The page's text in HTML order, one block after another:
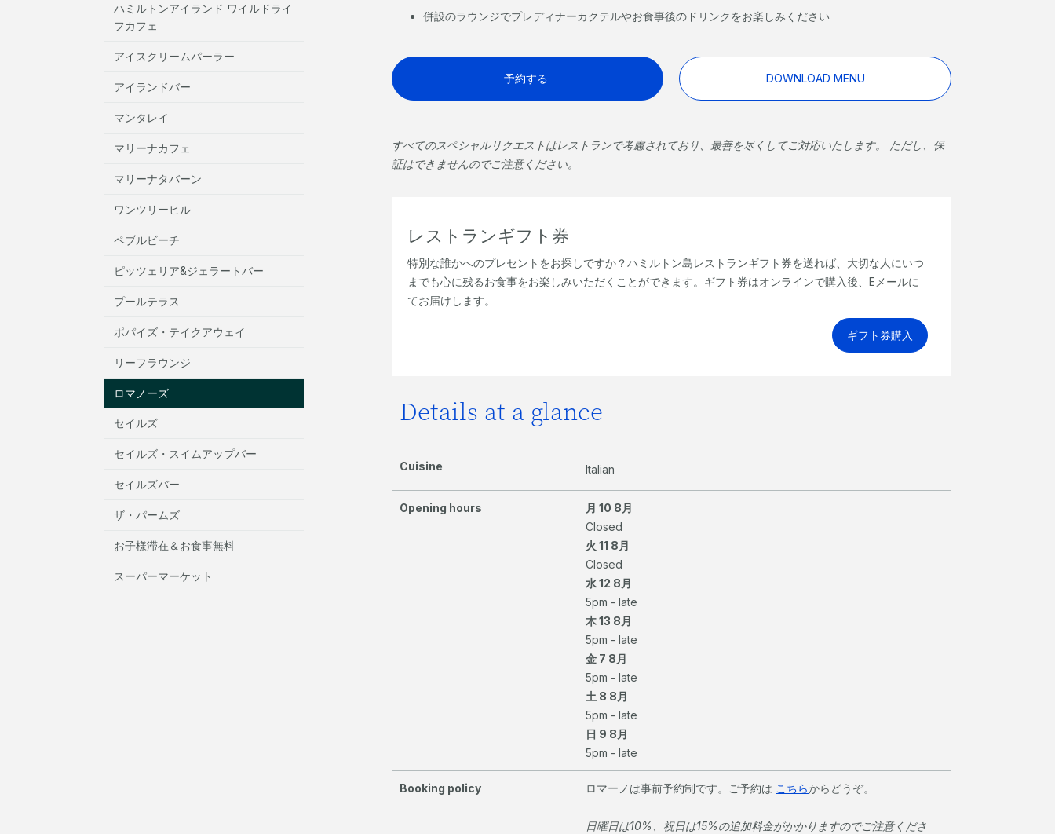
ハミルトンアイランド ワイルドライ
フカフェ
アイスクリームパーラー
アイランドバー
マンタレイ
マリーナカフェ
マリーナタバーン
ワンツリーヒル
ペブルビーチ
ピッツェリア&ジェラートバー
プールテラス
ポパイズ・テイクアウェイ
リーフラウンジ
ロマノーズ
セイルズ
セイルズ・スイムアップバー
セイルズバー
ザ・パームズ
お子様滞在＆お食事無料
スーパーマーケット
併設のラウンジでプレディナーカクテルやお食事後のドリンクをお楽しみください
予約する DOWNLOAD MENU
すべてのスペシャルリクエストはレストランで考慮されており、最善を尽くしてご対応いたします。 ただし、保
証はできませんのでご注意ください。
レストランギフト券
特別な誰かへのプレセントをお探しですか？ハミルトン島レストランギフト券を送れば、大切な人にいつ
までも心に残るお食事をお楽しみいただくことができます。ギフト券はオンラインで購入後、Eメールに
てお届けします。
ギフト券購入
Details at a glance
Cuisine Italian
Opening hours
月 10 8月
Closed
火 11 8月
Closed
水 12 8月
5pm - late
木 13 8月
5pm - late
金 7 8月
5pm - late
土 8 8月
5pm - late
日 9 8月
5pm - late
Booking policy ロマーノは事前予約制です。ご予約は こちらからどうぞ。
日曜日は10%、祝日は15%の追加料金がかかりますのでご注意くださ